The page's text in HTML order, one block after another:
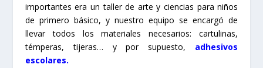
importantes era un taller de arte y ciencias para niños
de primero básico, y nuestro equipo se encargó de
llevar todos los materiales necesarios: cartulinas,
témperas, tijeras… y por supuesto, adhesivos
escolares.